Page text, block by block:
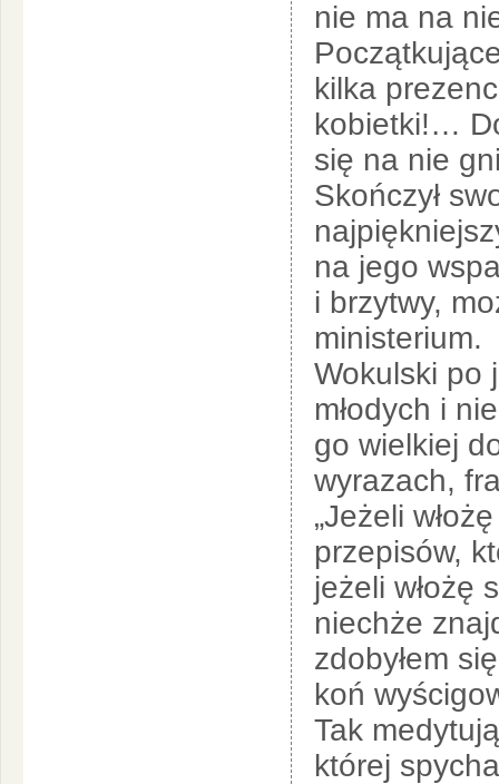
nie ma na
kilka
kobietki!…
się na nie
Skończył
na jego
i brzytwy,
ministerium.
Wokulski po
młodych i
go wielkiej
wyrazach,
„Jeżeli
przepisów,
jeżeli włożę
niechże
zdobyłem
koń
Tak
której